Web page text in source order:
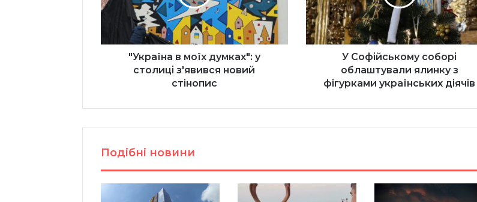
столиці
з'явився
стінопис
"Україна в моїх думках": у
столиці з'явився новий
стінопис
з
фігурками
українських
діячів
У Софійському соборі
облаштували ялинку з
фігурками українських діячів
Подібні новини